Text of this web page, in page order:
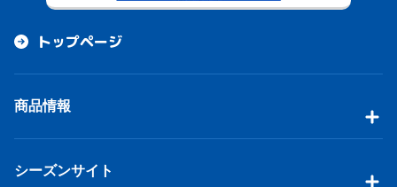
トップページ
商品情報
シーズンサイト